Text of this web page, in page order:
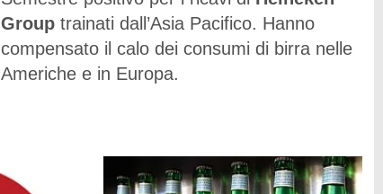
Group trainati dall’Asia Pacifico. Hanno
compensato il calo dei consumi di birra nelle
Americhe e in Europa.